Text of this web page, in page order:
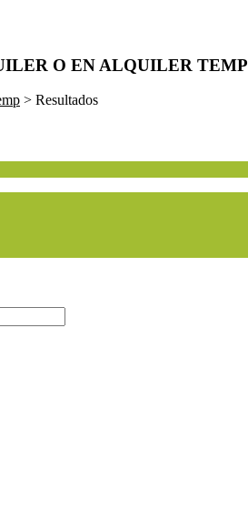
O EN ALQUILER TEMP
> Resultados